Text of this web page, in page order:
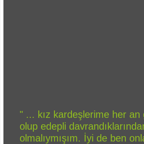
" ... kız kardeşlerime her an
olup edepli
olmalıymışım. İyi de ben